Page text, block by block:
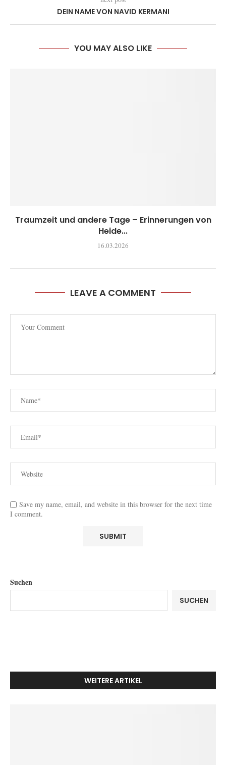
DEIN NAME VON NAVID KERMANI
YOU MAY ALSO LIKE
Traumzeit und andere Tage – Erinnerungen von
Heide...
16.03.2026
LEAVE A COMMENT
Save my name, email, and website in this browser for the next time
I comment.
Suchen
SUCHEN
WEITERE ARTIKEL